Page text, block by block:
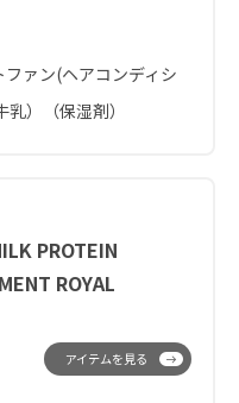
ァン(ヘアコンディシ
）（保湿剤）
PROTEIN
ROYAL
アイテムを見る